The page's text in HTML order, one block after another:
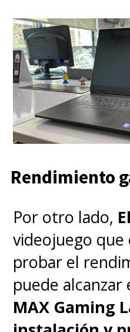
Rendimiento
Por otro lado,
videojuego que
probar el
puede alcanzar
MAX Gaming